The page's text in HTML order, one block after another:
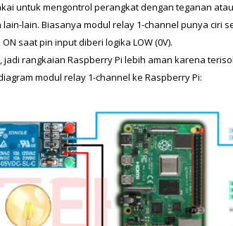
untuk mengontrol perangkat dengan teganan
lain-lain. Biasanya modul relay 1-channel punya ciri
saat pin input diberi logika LOW (0V).
jadi rangkaian Raspberry Pi lebih aman karena
modul relay 1-channel ke Raspberry Pi: